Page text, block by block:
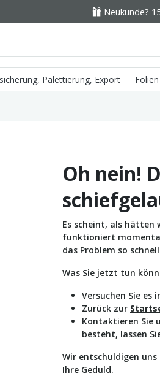
Neukunde?
Palettierung, Export
Oh nein!
Es scheint, als hätten
funktioniert
das Problem so
Was Sie jetzt tun
Versuchen Sie es
Zurück zur
Kontaktieren Sie
besteht, lassen
Wir entschuldigen
Ihre Geduld.